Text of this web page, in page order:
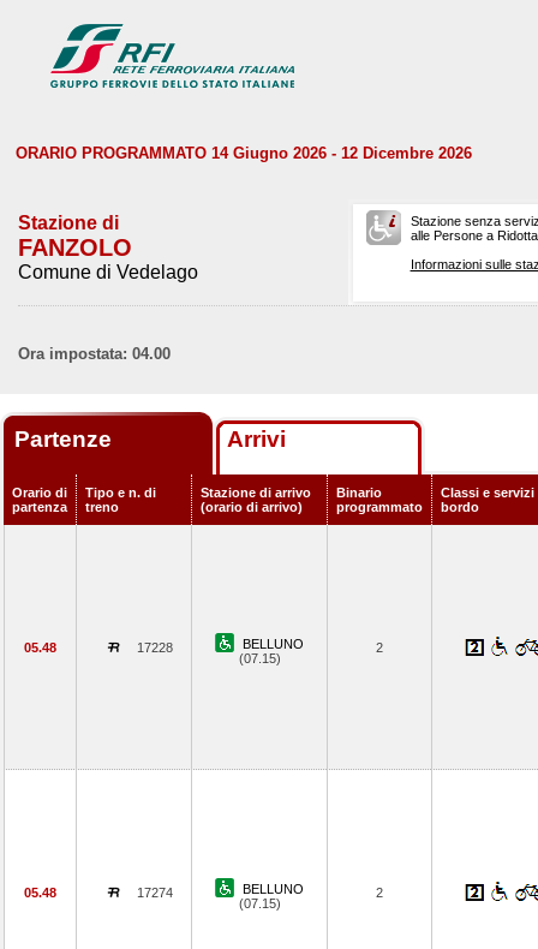
ORARIO PROGRAMMATO 14 Giugno 2026 - 12 Dicembre 2026
Stazione di
FANZOLO
Comune di Vedelago
Stazione senza
alle Persone a
Informazioni sulle
Ora impostata: 04.00
Partenze Arrivi
Orario di
partenza
Tipo e n. di
treno
Stazione di arrivo
(orario di arrivo)
Binario
programmato
Classi e servizi
bordo
05.48 17228
BELLUNO
(07.15)
2
05.48 17274
BELLUNO
(07.15)
2